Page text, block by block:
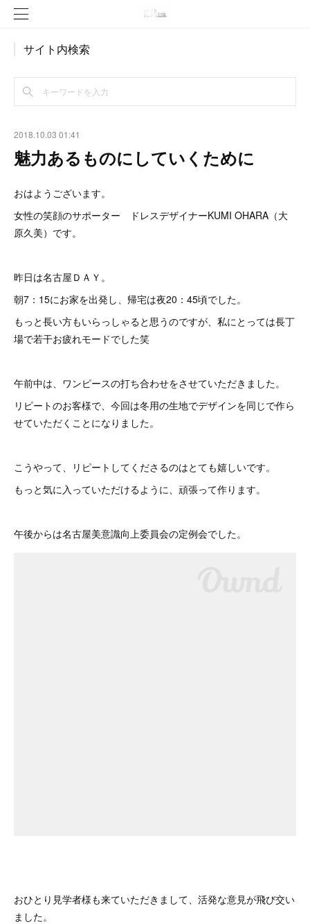
サイト内検索
2018.10.03 01:41
魅力あるものにしていくために
おはようございます。
女性の笑顔のサポーター ドレスデザイナーKUMI OHARA（大
原久美）です。
昨日は名古屋ＤＡＹ。
朝7：15にお家を出発し、帰宅は夜20：45頃でした。
もっと長い方もいらっしゃると思うのですが、私にとっては長丁
場で若干お疲れモードでした笑
午前中は、ワンピースの打ち合わせをさせていただきました。
リピートのお客様で、今回は冬用の生地でデザインを同じで作ら
せていただくことになりました。
こうやって、リピートしてくださるのはとても嬉しいです。
もっと気に入っていただけるように、頑張って作ります。
午後からは名古屋美意識向上委員会の定例会でした。
おひとり見学者様も来ていただきまして、活発な意見が飛び交い
ました。